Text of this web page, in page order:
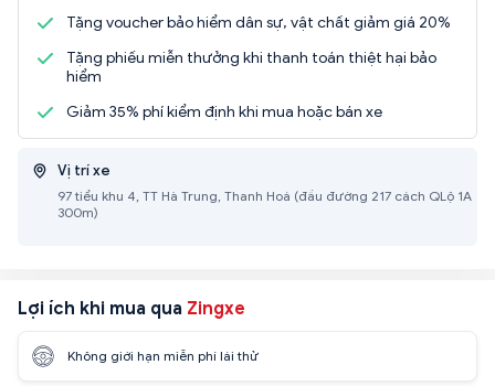
Tặng voucher bảo hiểm dân sự, vật chất giảm giá 20%
Tặng phiếu miễn thưởng khi thanh toán thiệt hại bảo
hiểm
Giảm 35% phí kiểm định khi mua hoặc bán xe
Vị trí xe
97 tiểu khu 4, TT Hà Trung, Thanh Hoá (đầu đường 217 cách QLộ 1A
300m)
Lợi ích khi mua qua Zingxe
Không giới hạn miễn phí lái thử